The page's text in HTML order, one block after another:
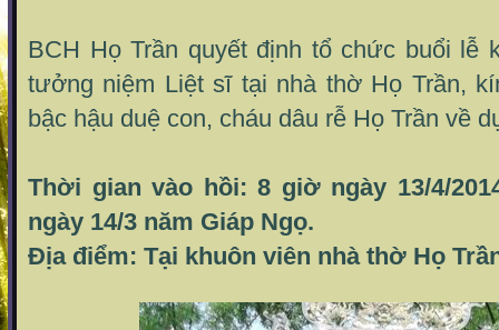
BCH Họ Trần quyết định tổ chức buổi lễ
tưởng niệm Liệt sĩ tại nhà thờ Họ Trần,
bậc hậu duệ con, cháu dâu rễ Họ Trần về
Thời gian vào hồi: 8 giờ ngày 13/4/
ngày 14/3 năm Giáp Ngọ.
Địa điểm: Tại khuôn viên nhà thờ Họ